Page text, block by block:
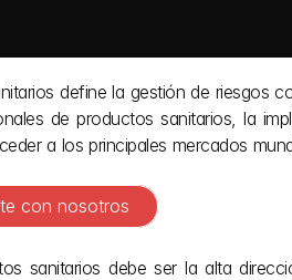
define la gestión de riesgos
de productos sanitarios, la
a los principales mercados
con nosotros
sanitarios debe ser la alta